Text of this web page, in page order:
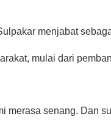
menjabat
mulai dari
merasa senang. Dan